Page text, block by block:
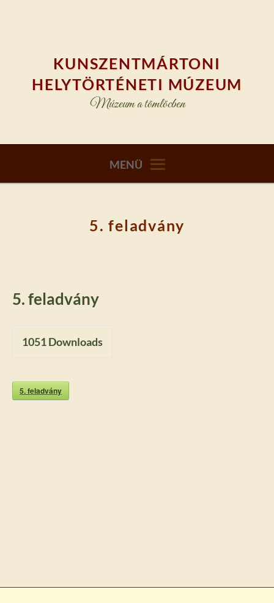
KUNSZENTMÁRTONI
HELYTÖRTÉNETI MÚZEUM
Múzeum a tömlöcben
MENÜ
5. feladvány
5. feladvány
1051Downloads
5. feladvány